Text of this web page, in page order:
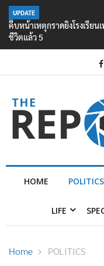
UPDATE
คืบหน้าเหตุกราดยิงโรงเรีย
ชีวิตแล้ว 5
HOME POLITICS
LIFE
Home POLITICS